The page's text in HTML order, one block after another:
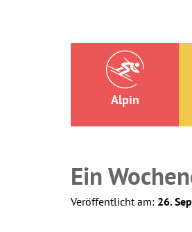
Alpin
Ein
Veröffentlicht am: 26.